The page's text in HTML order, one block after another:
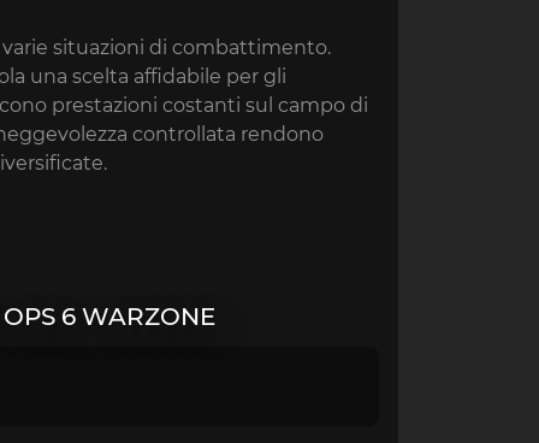
situazioni di combattimento.
una scelta affidabile per gli
prestazioni costanti sul campo di
controllata rendono
6 WARZONE